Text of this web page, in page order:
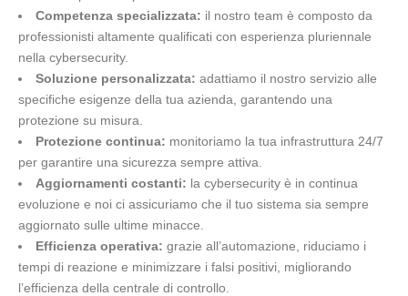
Competenza specializzata: il nostro team è composto da
professionisti altamente qualificati con esperienza pluriennale
nella cybersecurity.
Soluzione personalizzata: adattiamo il nostro servizio alle
specifiche esigenze della tua azienda, garantendo una
protezione su misura.
Protezione continua: monitoriamo la tua infrastruttura 24/7
per garantire una sicurezza sempre attiva.
Aggiornamenti costanti: la cybersecurity è in continua
evoluzione e noi ci assicuriamo che il tuo sistema sia sempre
aggiornato sulle ultime minacce.
Efficienza operativa: grazie all’automazione, riduciamo i
tempi di reazione e minimizzare i falsi positivi, migliorando
l’efficienza della centrale di controllo.